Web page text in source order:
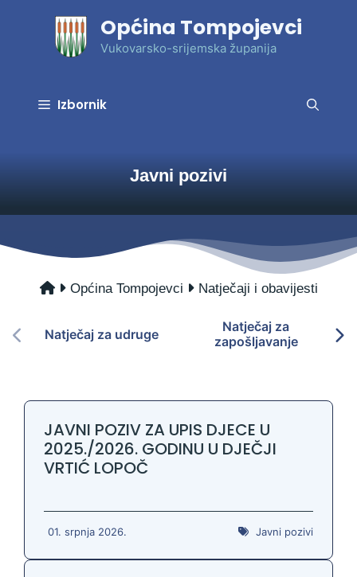
Općina Tompojevci
Vukovarsko-srijemska županija
Izbornik
Javni pozivi
Općina Tompojevci Natječaji i obavijesti
Natječaj za udruge
Natječaj za
zapošljavanje
JAVNI POZIV ZA UPIS DJECE U
2025./2026. GODINU U DJEČJI
VRTIĆ LOPOČ
01. srpnja 2026. Javni pozivi